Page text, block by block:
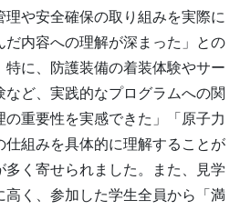
や安全確保の取り組みを実際に
だ内容への理解が深まった」との
に、防護装備の着装体験やサー
ど、実践的なプログラムへの関
重要性を実感できた」「原子力
組みを具体的に理解することが
く寄せられました。また、見学
く、参加した学生全員から「満